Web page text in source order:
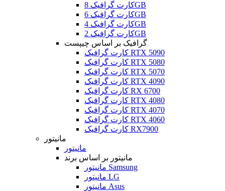
کارت گرافیک 8GB
کارت گرافیک 6GB
کارت گرافیک 4GB
کارت گرافیک 2GB
گرافیک بر اساس چیپست
کارت گرافیک RTX 5090
کارت گرافیک RTX 5080
کارت گرافیک RTX 5070
کارت گرافیک RTX 4090
کارت گرافیک RX 6700
کارت گرافیک RTX 4080
کارت گرافیک RTX 4070
کارت گرافیک RTX 4060
کارت گرافیک RX7900
مانیتور
مانیتور
مانیتور بر اساس برند
مانیتور Samsung
مانیتور LG
مانیتور Asus